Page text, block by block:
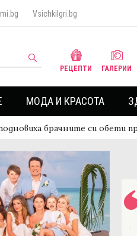
VsichkiIgri.bg
РЕЦЕПТИ ГАЛЕРИИ
МОДА И КРАСОТА
брачните си обети